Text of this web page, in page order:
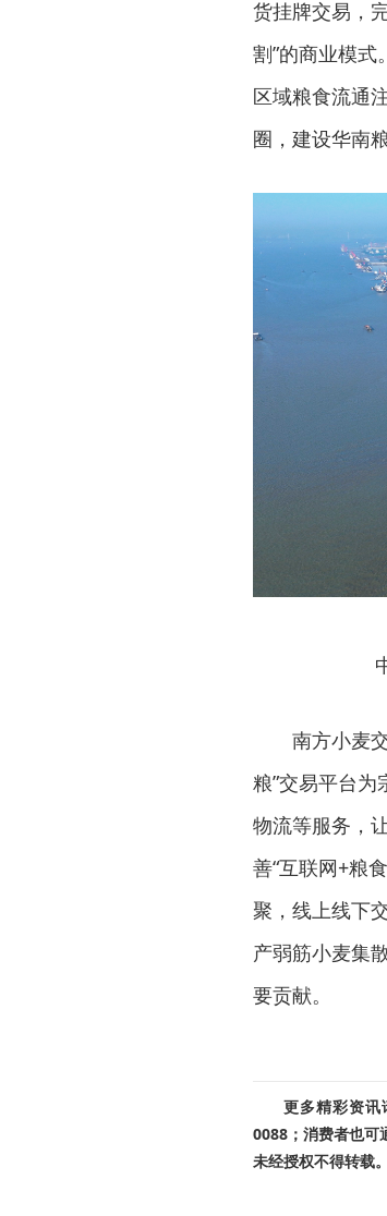
货挂牌交易，
割”的商业模式
区域粮食流通
圈，建设华南
南方小麦
粮”交易平台为
物流等服务，
善“互联网+粮
聚，线上线下
产弱筋小麦集
要贡献。
更多精彩资讯
0088；消费者也可
未经授权不得转载